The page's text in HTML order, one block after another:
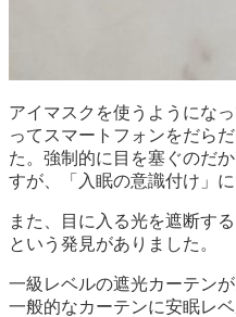
アイマスクを使うようにな
ってスマートフォンをだら
た。強制的に目を塞ぐのだ
すが、「入眠の意識付け」に
また、目に入る光を遮断す
という発見がありました。
一級レベルの遮光カーテン
一般的なカーテンに安眠レ